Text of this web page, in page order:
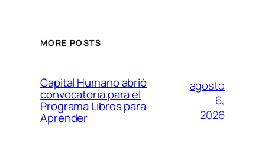
MORE POSTS
Capital Humano abrió
convocatoria para el
Programa Libros para
Aprender
agosto
6,
2026